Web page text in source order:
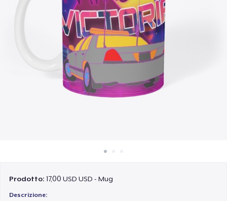
Vendi ovunque
Vendi qualsiasi cosa
Prodotto:17,00 USD USD - Mug
Descrizione: